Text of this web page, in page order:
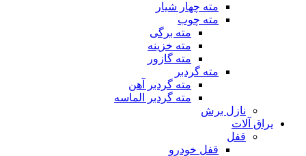
مته چهار شیار
مته چوب
مته برگی
مته خزینه
مته گازور
مته گردبر
مته گردبر آهن
مته گردبر الماسه
نازل برش
یراق آلات
قفل
قفل خودرو